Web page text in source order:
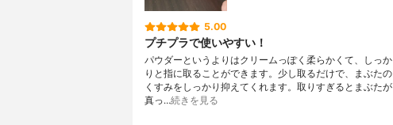
5.00
プチプラで使いやすい！
パウダーというよりはクリームっぽく柔らかくて、しっか
りと指に取ることができます。少し取るだけで、まぶたの
くすみをしっかり抑えてくれます。取りすぎるとまぶたが
真っ…続きを見る